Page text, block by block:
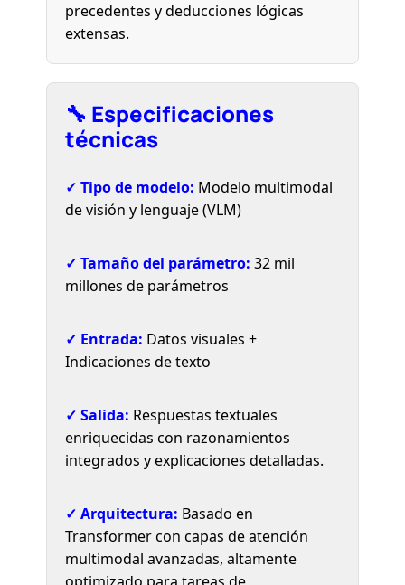
precedentes y deducciones lógicas
extensas.
🔧 Especificaciones
técnicas
✓ Tipo de modelo: Modelo multimodal
de visión y lenguaje (VLM)
✓ Tamaño del parámetro: 32 mil
millones de parámetros
✓ Entrada: Datos visuales +
Indicaciones de texto
✓ Salida: Respuestas textuales
enriquecidas con razonamientos
integrados y explicaciones detalladas.
✓ Arquitectura: Basado en
Transformer con capas de atención
multimodal avanzadas, altamente